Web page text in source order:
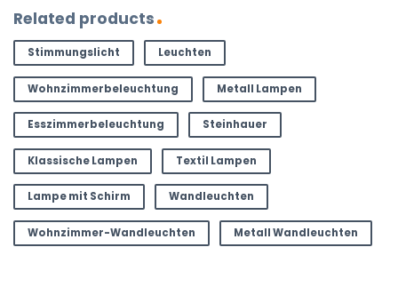
Related products
Stimmungslicht Leuchten
Wohnzimmerbeleuchtung Metall Lampen
Esszimmerbeleuchtung Steinhauer
Klassische Lampen Textil Lampen
Lampe mit Schirm Wandleuchten
Wohnzimmer-Wandleuchten Metall Wandleuchten